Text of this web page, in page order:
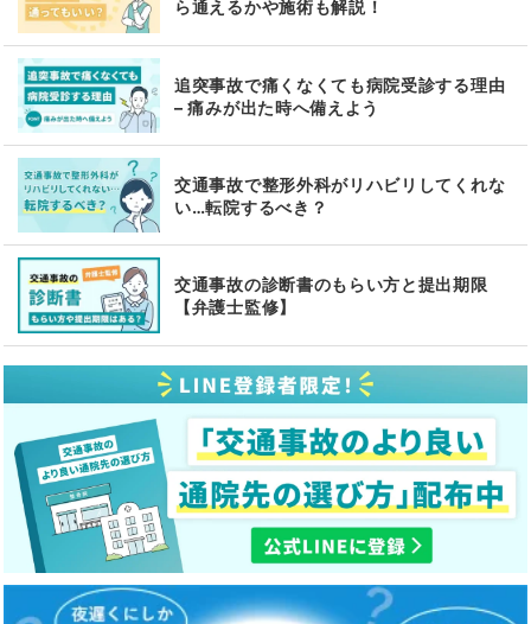
ら通えるかや施術も解説！
追突事故で痛くなくても病院受診する理由
– 痛みが出た時へ備えよう
交通事故で整形外科がリハビリしてくれな
い…転院するべき？
交通事故の診断書のもらい方と提出期限
【弁護士監修】